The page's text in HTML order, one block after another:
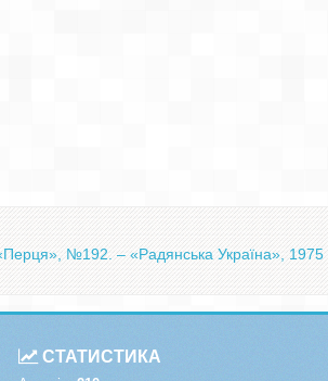
№192. – «Радянська Україна», 1975
СТАТИСТИКА